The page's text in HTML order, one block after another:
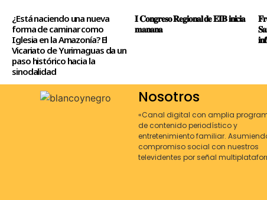
¿Está naciendo una nueva
forma de caminar como
Iglesia en la Amazonía? El
Vicariato de Yurimaguas da un
paso histórico hacia la
sinodalidad
𝐈 𝐂𝐨𝐧𝐠𝐫𝐞𝐬𝐨 𝐑𝐞𝐠𝐢𝐨𝐧𝐚𝐥 𝐝𝐞 𝐄𝐈𝐁 𝐢𝐧𝐢𝐜𝐢𝐚
𝐦𝐚𝐧𝐚𝐧𝐚
Nosotros
«Canal digital con amplia
de contenido periodístico y
entretenimiento familiar.
compromiso social con nuestros
televidentes por señal